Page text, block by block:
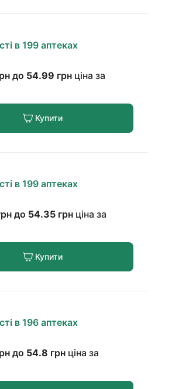
в 199 аптеках
до 54.99 грн ціна за
Купити
в 199 аптеках
до 54.35грн ціна за
Купити
в 196 аптеках
до 54.8 грн ціна за